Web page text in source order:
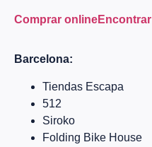
Comprar onlineEncontrar
Barcelona:
Tiendas Escapa
512
Siroko
Folding Bike House